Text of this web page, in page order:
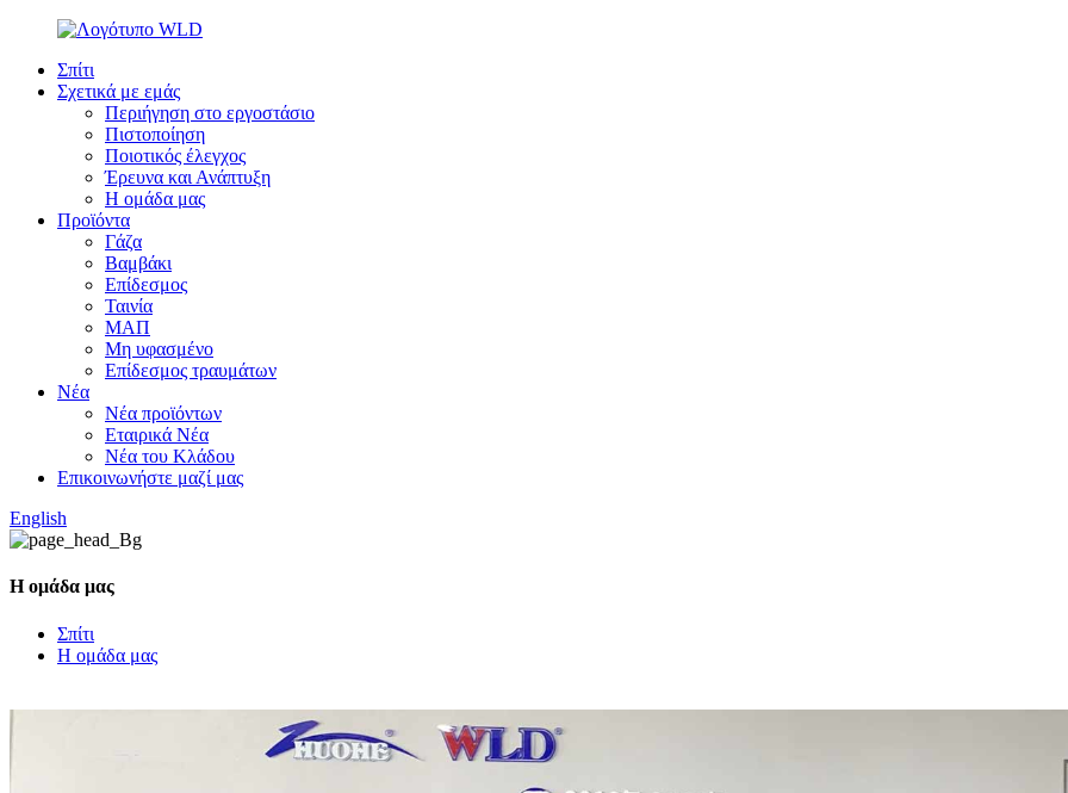
Σπίτι
Σχετικά με εμάς
Περιήγηση στο εργοστάσιο
Πιστοποίηση
Ποιοτικός έλεγχος
Έρευνα και Ανάπτυξη
Η ομάδα μας
Προϊόντα
Γάζα
Βαμβάκι
Επίδεσμος
Ταινία
ΜΑΠ
Μη υφασμένο
Επίδεσμος τραυμάτων
Νέα
Νέα προϊόντων
Εταιρικά Νέα
Νέα του Κλάδου
Επικοινωνήστε μαζί μας
English
Η ομάδα μας
Σπίτι
Η ομάδα μας